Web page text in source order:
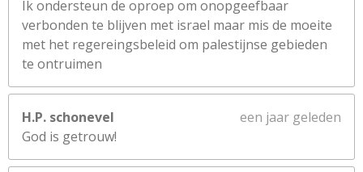
Ik ondersteun de oproep om onopgeefbaar
verbonden te blijven met israel maar mis de moeite
met het regereingsbeleid om palestijnse gebieden
te ontruimen
H.P. schonevel
een jaar geleden
God is getrouw!